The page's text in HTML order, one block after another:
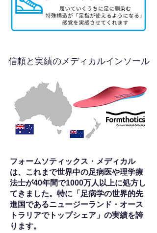
信頼と実績のメディカルインソール
フォームソティックス・メディカル
は、これまで世界中の足病医や理学療
法士が40年間で1000万人以上に処方し
てきました。特に「足病学の世界的先
進国であるニュージーランド・オース
トラリアでトップシェア」の実績を誇
ります。